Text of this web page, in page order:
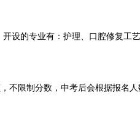
设的专业有：护理、口腔修复工
不限制分数，中考后会根据报名